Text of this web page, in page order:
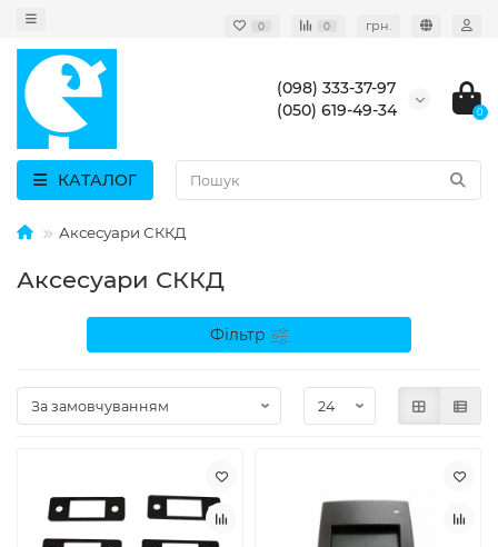
0 0 грн.
(098) 333-37-97
(050) 619-49-34
0
КАТАЛОГ
Аксесуари СККД
Аксесуари СККД
Фільтр